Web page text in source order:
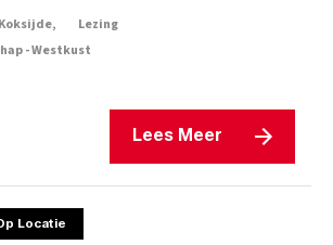
Lezing
- Westkust
Lees Meer
Locatie